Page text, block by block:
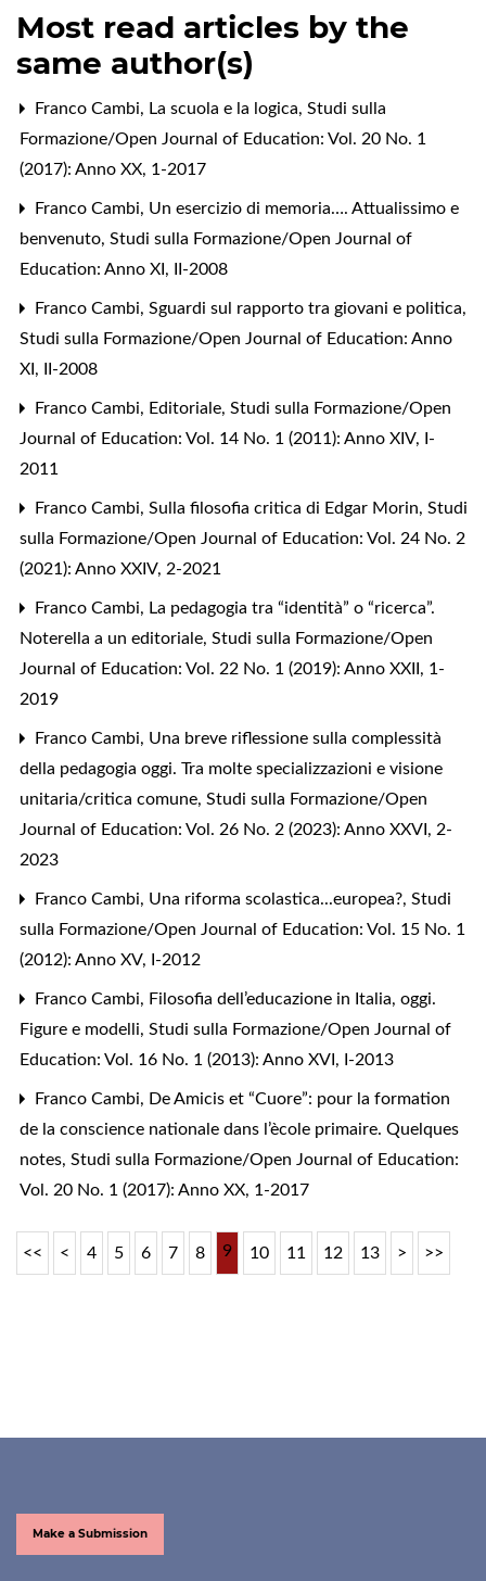
Most read articles by the
same author(s)
Franco Cambi, La scuola e la logica, Studi sulla
Formazione/Open Journal of Education: Vol. 20 No. 1
(2017): Anno XX, 1-2017
Franco Cambi, Un esercizio di memoria…. Attualissimo e
benvenuto, Studi sulla Formazione/Open Journal of
Education: Anno XI, II-2008
Franco Cambi, Sguardi sul rapporto tra giovani e politica,
Studi sulla Formazione/Open Journal of Education: Anno
XI, II-2008
Franco Cambi, Editoriale, Studi sulla Formazione/Open
Journal of Education: Vol. 14 No. 1 (2011): Anno XIV, I-
2011
Franco Cambi, Sulla filosofia critica di Edgar Morin, Studi
sulla Formazione/Open Journal of Education: Vol. 24 No. 2
(2021): Anno XXIV, 2-2021
Franco Cambi, La pedagogia tra “identità” o “ricerca”.
Noterella a un editoriale, Studi sulla Formazione/Open
Journal of Education: Vol. 22 No. 1 (2019): Anno XXII, 1-
2019
Franco Cambi, Una breve riflessione sulla complessità
della pedagogia oggi. Tra molte specializzazioni e visione
unitaria/critica comune, Studi sulla Formazione/Open
Journal of Education: Vol. 26 No. 2 (2023): Anno XXVI, 2-
2023
Franco Cambi, Una riforma scolastica...europea?, Studi
sulla Formazione/Open Journal of Education: Vol. 15 No. 1
(2012): Anno XV, I-2012
Franco Cambi, Filosofia dell’educazione in Italia, oggi.
Figure e modelli, Studi sulla Formazione/Open Journal of
Education: Vol. 16 No. 1 (2013): Anno XVI, I-2013
Franco Cambi, De Amicis et “Cuore”: pour la formation
de la conscience nationale dans l’ècole primaire. Quelques
notes, Studi sulla Formazione/Open Journal of Education:
Vol. 20 No. 1 (2017): Anno XX, 1-2017
<< < 4 5 6 7 8 9 10 11 12 13 > >>
Make a Submission